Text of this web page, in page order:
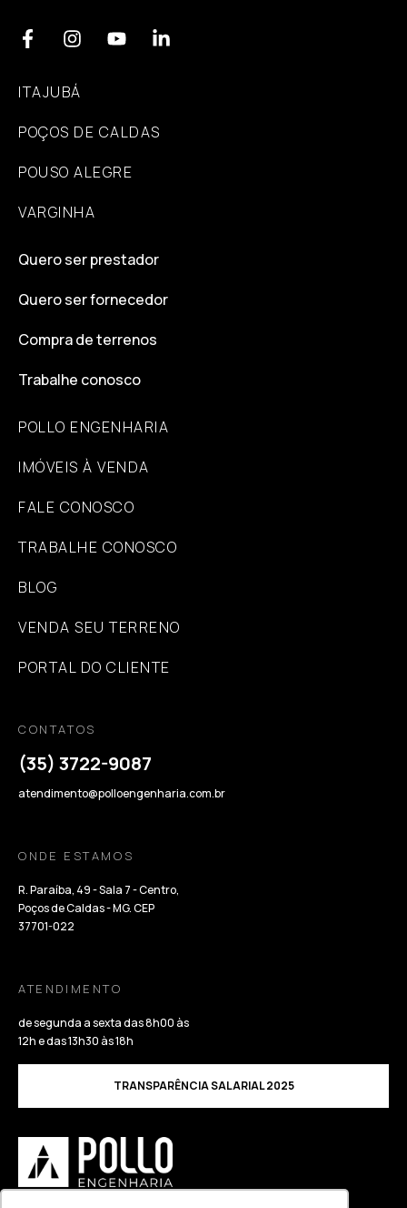
POLLO ENGENHARIA
IMÓVEIS À VENDA
FALE CONOSCO
TRABALHE CONOSCO
BLOG
VENDA SEU TERRENO
PORTAL DO CLIENTE
ITAJUBÁ
POÇOS DE CALDAS
POUSO ALEGRE
VARGINHA
Quero ser prestador
Quero ser fornecedor
Compra de terrenos
Trabalhe conosco
CONTATOS
(35) 3722-9087
atendimento@polloengenharia.com.br
ONDE ESTAMOS
R. Paraíba, 49 - Sala 7 - Centro,
Poços de Caldas - MG. CEP
37701-022
ATENDIMENTO
de segunda a sexta das 8h00 às
12h e das 13h30 às 18h
TRANSPARÊNCIA SALARIAL 2025